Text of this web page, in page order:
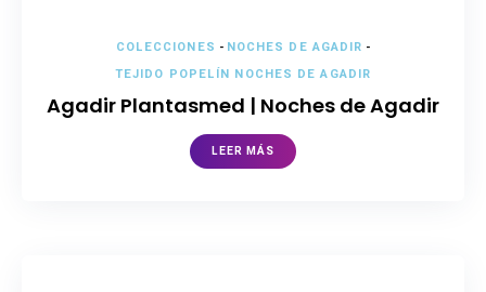
COLECCIONES - NOCHES DE AGADIR -
TEJIDO POPELÍN NOCHES DE AGADIR
Agadir Plantasmed | Noches de Agadir
LEER MÁS